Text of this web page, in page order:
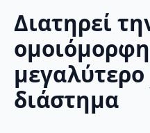
Διατηρεί
μεγαλύτερο
διάστημα